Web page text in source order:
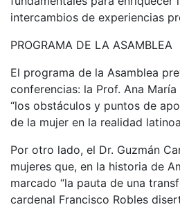
intercambios de experiencias
PROGRAMA DE LA ASAMBLEA
El programa de la Asamblea
conferencias: la Prof. Ana
“los obstáculos y puntos de
de la mujer en la realidad
Por otro lado, el Dr. Guzmán
mujeres que, en la historia de
marcado “la pauta de una
cardenal Francisco Robles